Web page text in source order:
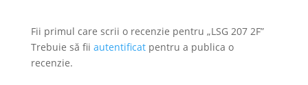
Fii primul care scrii o recenzie pentru „LSG 207 2F”
Trebuie să fii autentificatpentru a publica o
recenzie.